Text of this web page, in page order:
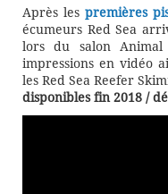
Après les premières
écumeurs Red Sea
lors du salon Animal
impressions en vidéo
les Red Sea Reefer
disponibles fin 2018 /